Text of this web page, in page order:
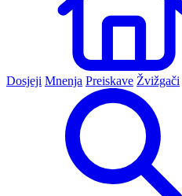
Dosjeji Mnenja Preiskave Žvižgači